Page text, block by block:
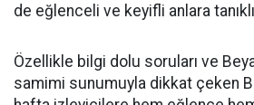
de eğlenceli ve keyifli anlara
Özellikle bilgi dolu soruları ve
samimi sunumuyla dikkat çeken